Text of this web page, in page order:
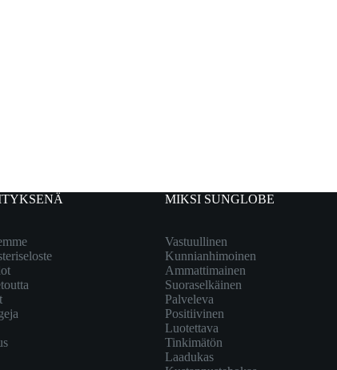
MIKSI SUNGLOBE
Vastuullinen
Kunnianhimoinen
Ammattimainen
Suoraselkäinen
Palveleva
Positiivinen
Luotettava
Tinkimätön
Laadukas